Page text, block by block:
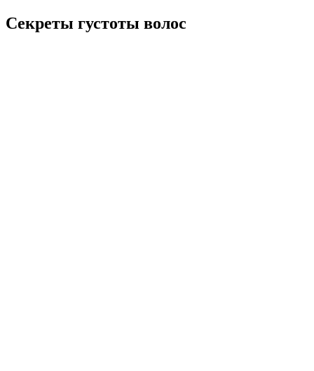
Секреты густоты волос